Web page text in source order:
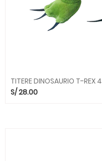
TITERE DINOSAURIO T-REX
S/28.00